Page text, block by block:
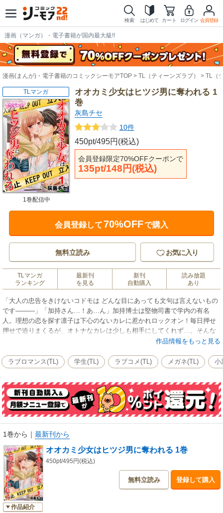
検索 はじめて カート ログイン 会員登録
漫画（マンガ）・電子書籍が国内最大級!!
漫画(まんが)・電子書籍のコミックシーモアTOP TL（ティーンズラブ） TL（
オオカミ少女はヒツジ男に奪われる 1
巻
灰島チセ
10件
450pt/495円(税込)
会員登録限定70%OFFクーポンで
135pt/148円(税込)
TLマンガ
1巻配信中
会員登録して70%OFFで購入
無料立読み お気に入り
TLマンガ
ランキング
最新刊
を見る
新刊
自動購入
読み放題
あり
「大人の忠告をきけないコドモは どんな目にあっても文句は言えないもの
です―――」「加持さん…！あ…ん」加持博士は堅物司書で学内の有名
人。理想の恋を探す凛子は下心のないカレに惹かれロックオン！毎日押せ
押せで迫りまくるが、オトナなカレは少しも相手にしてくれず…。そんな
ある時元カノの写真を見つけてしまった！ 問いただすとカレは意外な反応
ーリー！
作品情報をもっと見る
ラブロマンス(TL) 学生(TL) ラブコメ(TL) メガネ(TL) 小
1巻から ｜ 最新刊から
作品紹介
オオカミ少女はヒツジ男に奪われる 1巻
450pt/495円(税込)
無料立読み 登録して購入